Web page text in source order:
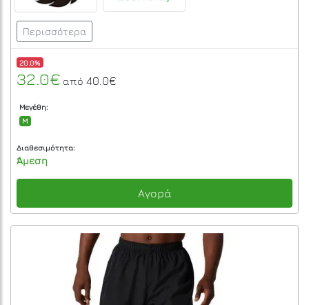
Περισσότερα
20.0%
32.0€ από 40.0€
Μεγέθη:
M
Διαθεσιμότητα:
Άμεση
Αγορά